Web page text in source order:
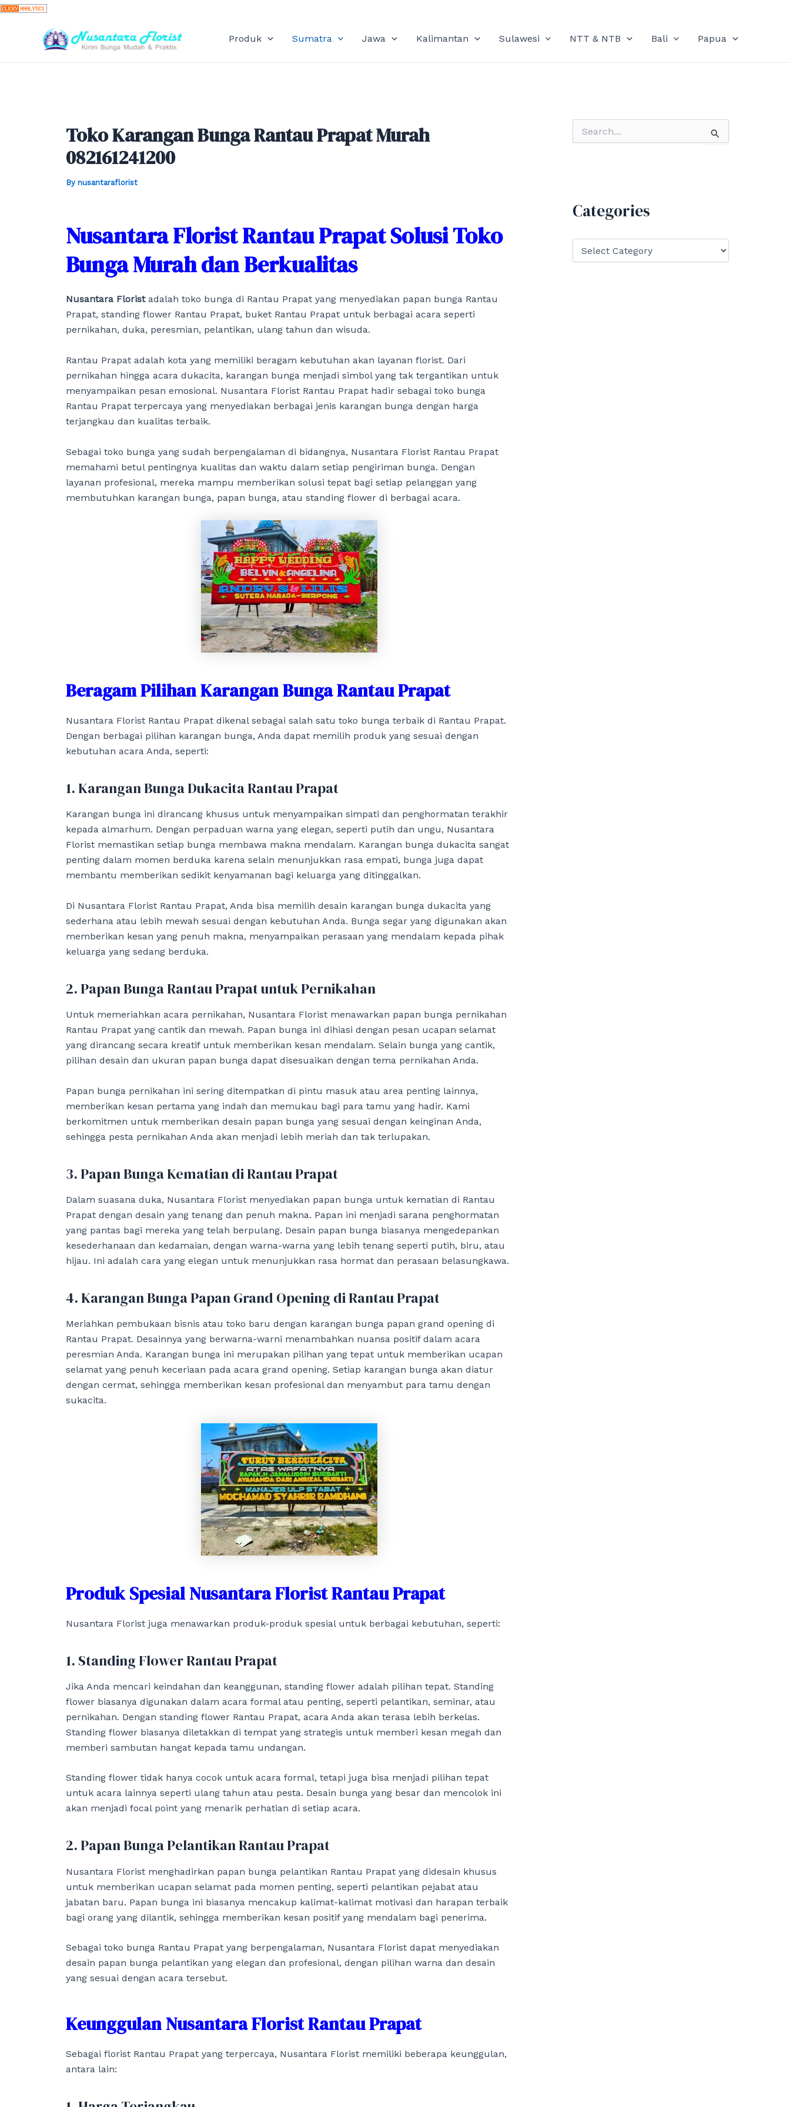
Skip
content
Produk Sumatra Jawa Kalimantan Sulawesi NTT & NTB Bali Papua
Toko Karangan Bunga Rantau Prapat Murah
082161241200
By nusantaraflorist
Nusantara Florist Rantau Prapat Solusi Toko
Bunga Murah dan Berkualitas
Nusantara Floristadalah toko bunga di Rantau Prapat yang menyediakan papan bunga Rantau
Prapat, standing flower Rantau Prapat, buket Rantau Prapat untuk berbagai acara seperti
pernikahan, duka, peresmian, pelantikan, ulang tahun dan wisuda.
Rantau Prapat adalah kota yang memiliki beragam kebutuhan akan layanan florist. Dari
pernikahan hingga acara dukacita, karangan bunga menjadi simbol yang tak tergantikan untuk
menyampaikan pesan emosional. Nusantara Florist Rantau Prapat hadir sebagai toko bunga
Rantau Prapat terpercaya yang menyediakan berbagai jenis karangan bunga dengan harga
terjangkau dan kualitas terbaik.
Sebagai toko bunga yang sudah berpengalaman di bidangnya, Nusantara Florist Rantau Prapat
memahami betul pentingnya kualitas dan waktu dalam setiap pengiriman bunga. Dengan
layanan profesional, mereka mampu memberikan solusi tepat bagi setiap pelanggan yang
membutuhkan karangan bunga, papan bunga, atau standing flower di berbagai acara.
Beragam Pilihan Karangan Bunga Rantau Prapat
Nusantara Florist Rantau Prapat dikenal sebagai salah satu toko bunga terbaik di Rantau Prapat.
Dengan berbagai pilihan karangan bunga, Anda dapat memilih produk yang sesuai dengan
kebutuhan acara Anda, seperti:
1. Karangan Bunga Dukacita Rantau Prapat
Karangan bunga ini dirancang khusus untuk menyampaikan simpati dan penghormatan terakhir
kepada almarhum. Dengan perpaduan warna yang elegan, seperti putih dan ungu, Nusantara
Florist memastikan setiap bunga membawa makna mendalam. Karangan bunga dukacita sangat
penting dalam momen berduka karena selain menunjukkan rasa empati, bunga juga dapat
membantu memberikan sedikit kenyamanan bagi keluarga yang ditinggalkan.
Di Nusantara Florist Rantau Prapat, Anda bisa memilih desain karangan bunga dukacita yang
sederhana atau lebih mewah sesuai dengan kebutuhan Anda. Bunga segar yang digunakan akan
memberikan kesan yang penuh makna, menyampaikan perasaan yang mendalam kepada pihak
keluarga yang sedang berduka.
2. Papan Bunga Rantau Prapat untuk Pernikahan
Untuk memeriahkan acara pernikahan, Nusantara Florist menawarkan papan bunga pernikahan
Rantau Prapat yang cantik dan mewah. Papan bunga ini dihiasi dengan pesan ucapan selamat
yang dirancang secara kreatif untuk memberikan kesan mendalam. Selain bunga yang cantik,
pilihan desain dan ukuran papan bunga dapat disesuaikan dengan tema pernikahan Anda.
Papan bunga pernikahan ini sering ditempatkan di pintu masuk atau area penting lainnya,
memberikan kesan pertama yang indah dan memukau bagi para tamu yang hadir. Kami
berkomitmen untuk memberikan desain papan bunga yang sesuai dengan keinginan Anda,
sehingga pesta pernikahan Anda akan menjadi lebih meriah dan tak terlupakan.
3. Papan Bunga Kematian di Rantau Prapat
Dalam suasana duka, Nusantara Florist menyediakan papan bunga untuk kematian di Rantau
Prapat dengan desain yang tenang dan penuh makna. Papan ini menjadi sarana penghormatan
yang pantas bagi mereka yang telah berpulang. Desain papan bunga biasanya mengedepankan
kesederhanaan dan kedamaian, dengan warna-warna yang lebih tenang seperti putih, biru, atau
hijau. Ini adalah cara yang elegan untuk menunjukkan rasa hormat dan perasaan belasungkawa.
4. Karangan Bunga Papan Grand Opening di Rantau Prapat
Meriahkan pembukaan bisnis atau toko baru dengan karangan bunga papan grand opening di
Rantau Prapat. Desainnya yang berwarna-warni menambahkan nuansa positif dalam acara
peresmian Anda. Karangan bunga ini merupakan pilihan yang tepat untuk memberikan ucapan
selamat yang penuh keceriaan pada acara grand opening. Setiap karangan bunga akan diatur
dengan cermat, sehingga memberikan kesan profesional dan menyambut para tamu dengan
sukacita.
Produk Spesial Nusantara Florist Rantau Prapat
Nusantara Florist juga menawarkan produk-produk spesial untuk berbagai kebutuhan, seperti:
1. Standing Flower Rantau Prapat
Jika Anda mencari keindahan dan keanggunan, standing flower adalah pilihan tepat. Standing
flower biasanya digunakan dalam acara formal atau penting, seperti pelantikan, seminar, atau
pernikahan. Dengan standing flower Rantau Prapat, acara Anda akan terasa lebih berkelas.
Standing flower biasanya diletakkan di tempat yang strategis untuk memberi kesan megah dan
memberi sambutan hangat kepada tamu undangan.
Standing flower tidak hanya cocok untuk acara formal, tetapi juga bisa menjadi pilihan tepat
untuk acara lainnya seperti ulang tahun atau pesta. Desain bunga yang besar dan mencolok ini
akan menjadi focal point yang menarik perhatian di setiap acara.
2. Papan Bunga Pelantikan Rantau Prapat
Nusantara Florist menghadirkan papan bunga pelantikan Rantau Prapat yang didesain khusus
untuk memberikan ucapan selamat pada momen penting, seperti pelantikan pejabat atau
jabatan baru. Papan bunga ini biasanya mencakup kalimat-kalimat motivasi dan harapan terbaik
bagi orang yang dilantik, sehingga memberikan kesan positif yang mendalam bagi penerima.
Sebagai toko bunga Rantau Prapat yang berpengalaman, Nusantara Florist dapat menyediakan
desain papan bunga pelantikan yang elegan dan profesional, dengan pilihan warna dan desain
yang sesuai dengan acara tersebut.
Keunggulan Nusantara Florist Rantau Prapat
Sebagai florist Rantau Prapat yang terpercaya, Nusantara Florist memiliki beberapa keunggulan,
antara lain:
o
Categories